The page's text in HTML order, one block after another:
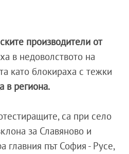
производители от
в недоволството на
като блокираха с тежки
в региона.
са при село
за Славяново и
главния път София - Русе,